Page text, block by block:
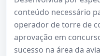
conteúdo necessário
operador de torre de
aprovação em
sucesso na área da